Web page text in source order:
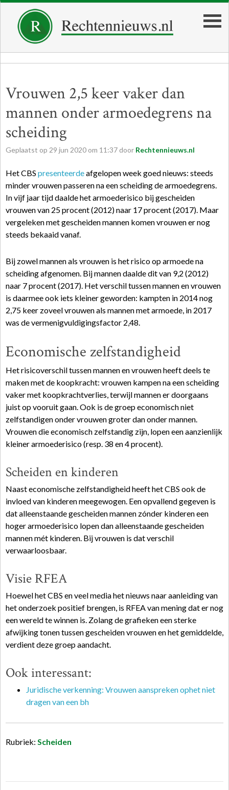
Vrouwen 2,5 keer vaker dan
mannen onder armoedegrens na
scheiding
Geplaatst op 29 jun 2020 om 11:37 door Rechtennieuws.nl
Het CBS presenteerdeafgelopen week goed nieuws: steeds
minder vrouwen passeren na een scheiding de armoedegrens.
In vijf jaar tijd daalde het armoederisico bij gescheiden
vrouwen van 25 procent (2012) naar 17 procent (2017). Maar
vergeleken met gescheiden mannen komen vrouwen er nog
steeds bekaaid vanaf.
Bij zowel mannen als vrouwen is het risico op armoede na
scheiding afgenomen. Bij mannen daalde dit van 9,2 (2012)
naar 7 procent (2017). Het verschil tussen mannen en vrouwen
is daarmee ook iets kleiner geworden: kampten in 2014 nog
2,75 keer zoveel vrouwen als mannen met armoede, in 2017
was de vermenigvuldigingsfactor 2,48.
Economische zelfstandigheid
Het risicoverschil tussen mannen en vrouwen heeft deels te
maken met de koopkracht: vrouwen kampen na een scheiding
vaker met koopkrachtverlies, terwijl mannen er doorgaans
juist op vooruit gaan. Ook is de groep economisch niet
zelfstandigen onder vrouwen groter dan onder mannen.
Vrouwen die economisch zelfstandig zijn, lopen een aanzienlijk
kleiner armoederisico (resp. 38 en 4 procent).
Scheiden en kinderen
Naast economische zelfstandigheid heeft het CBS ook de
invloed van kinderen meegewogen. Een opvallend gegeven is
dat alleenstaande gescheiden mannen zónder kinderen een
hoger armoederisico lopen dan alleenstaande gescheiden
mannen mét kinderen. Bij vrouwen is dat verschil
verwaarloosbaar.
Visie RFEA
Hoewel het CBS en veel media het nieuws naar aanleiding van
het onderzoek positief brengen, is RFEA van mening dat er nog
een wereld te winnen is. Zolang de grafieken een sterke
afwijking tonen tussen gescheiden vrouwen en het gemiddelde,
verdient deze groep aandacht.
Ook interessant:
Juridische verkenning: Vrouwen aanspreken ophet niet
dragen van een bh
Rubriek: Scheiden